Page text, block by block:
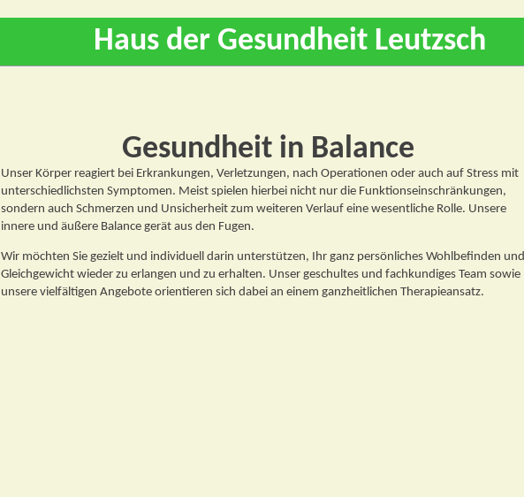
Gesundheit in Balance
Unser Körper reagiert bei Erkrankungen, Verletzungen, nach Operationen oder auch auf Stress mit
unterschiedlichsten Symptomen. Meist spielen hierbei nicht nur die Funktionseinschränkungen,
sondern auch Schmerzen und Unsicherheit zum weiteren Verlauf eine wesentliche Rolle. Unsere
innere und äußere Balance gerät aus den Fugen.
Wir möchten Sie gezielt und individuell darin unterstützen, Ihr ganz persönliches Wohlbefinden und
Gleichgewicht wieder zu erlangen und zu erhalten. Unser geschultes und fachkundiges Team sowie
unsere vielfältigen Angebote orientieren sich dabei an einem ganzheitlichen Therapieansatz.
Haus der Gesundheit Leutzsch